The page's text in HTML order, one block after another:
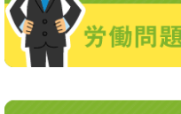
ナ
ビ